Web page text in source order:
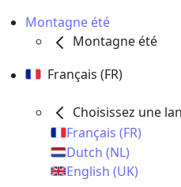
Montagne été
Montagne été
Français (FR)
Choisissez une
Français (FR)
Dutch (NL)
English (UK)